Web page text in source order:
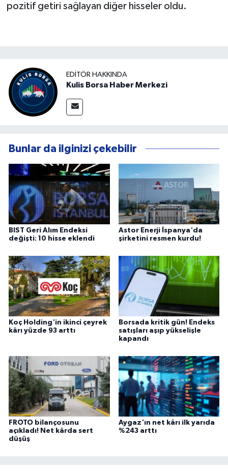
pozitif getiri sağlayan diğer hisseler oldu.
EDITÖR HAKKINDA
Kulis Borsa Haber Merkezi
Bunlar da ilginizi çekebilir
BIST Geri Alım Endeksi
değişti: 10 hisse eklendi
Astor Enerji İspanya'da
şirketini resmen kurdu!
Koç Holding'in ikinci çeyrek
kârı yüzde 93 arttı
Borsada kritik gün! Endeks
satışları aşıp yükselişle
kapandı
FROTO bilançosunu
açıkladı! Net kârda sert
düşüş
Aygaz'ın net kârı ilk yarıda
%243 arttı